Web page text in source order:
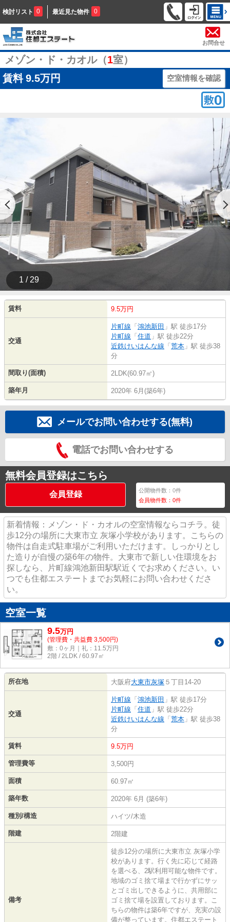
検討リスト 0 最近見た物件 0
お問合せ
メゾン・ド・カオル（1室）
賃料 9.5万円 空室情報を確認
1 / 29
賃料 9.5万円
交通
片町線 「 鴻池新田 」駅 徒歩17分
片町線 「 住道 」駅 徒歩22分
近鉄けいはんな線 「 荒本 」駅 徒歩38
分
間取り(面積) 2LDK(60.97㎡)
築年月 2020年 6月(築6年)
メールでお問い合わせする(無料)
電話でお問い合わせする
無料会員登録はこちら
会員登録 公開物件数：0件
会員物件数：0件
新着情報：メゾン・ド・カオルの空室情報ならコチラ。徒
歩12分の場所に大東市立 灰塚小学校があります。こちらの
物件は自走式駐車場がご利用いただけます。しっかりとし
た造りが自慢の築6年の物件。大東市で新しい住環境をお
探しなら、片町線鴻池新田駅駅近くでお求めください。い
つでも住都エステートまでお気軽にお問い合わせくださ
い。
空室一覧
9.5万円
(管理費・共益費 3,500円)
敷：0ヶ月｜礼：11.5万円
2階 / 2LDK / 60.97㎡
所在地 大阪府大東市灰塚 ５丁目14-20
交通
片町線 「 鴻池新田 」駅 徒歩17分
片町線 「 住道 」駅 徒歩22分
近鉄けいはんな線 「 荒本 」駅 徒歩38
分
賃料 9.5万円
管理費等 3,500円
面積 60.97㎡
築年数 2020年 6月 (築6年)
種別/構造 ハイツ/木造
階建 2階建
備考
徒歩12分の場所に大東市立 灰塚小学
校があります。行く先に応じて経路
を選べる、2駅利用可能な物件です。
地域のゴミ捨て場まで行かずにサッ
とゴミ出しできるように、共用部に
ゴミ捨て場を設置しております。こ
ちらの物件は築6年ですが、充実の設
備が整っています。住都エステート